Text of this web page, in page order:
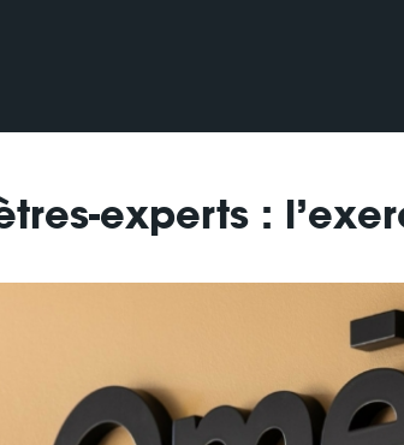
experts :